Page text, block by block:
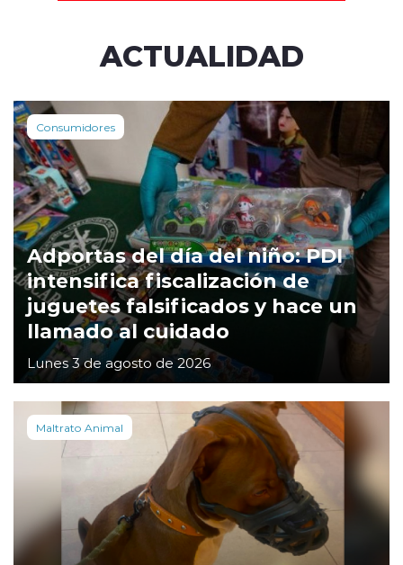
ACTUALIDAD
Consumidores
Adportas del día del niño: PDI
intensifica fiscalización de
juguetes falsificados y hace un
llamado al cuidado
Lunes 3 de agosto de 2026
Maltrato Animal